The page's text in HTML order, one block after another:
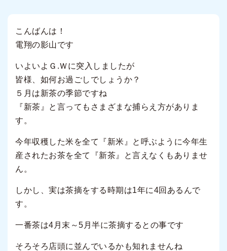
こんばんは！
電翔の影山です
いよいよＧ.Ｗに突入しましたが
皆様、如何お過ごしでしょうか？
５月は新茶の季節ですね
『新茶』と言ってもさまざまな捕らえ方がありま
す。
今年収穫した米を全て『新米』と呼ぶように今年生
産されたお茶を全て『新茶』と言えなくもありませ
ん。
しかし、実は茶摘をする時期は1年に4回あるんで
す。
一番茶は4月末～5月半に茶摘するとの事です
そろそろ店頭に並んでいるかも知れませんね